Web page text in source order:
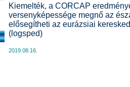
Kiemelték, a CORCAP
versenyképessége megnő az
elősegítheti az eurázsiai
(logsped)
2019.08.16.